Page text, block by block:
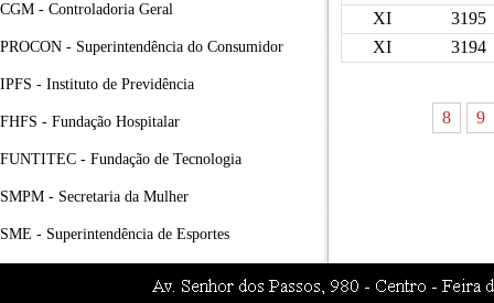
CGM - Controladoria Geral
PROCON - Superintendência do Consumidor
IPFS - Instituto de Previdência
FHFS - Fundação Hospitalar
FUNTITEC - Fundação de Tecnologia
SMPM - Secretaria da Mulher
SME - Superintendência de Esportes
XI
3195
XI
3194
8 9